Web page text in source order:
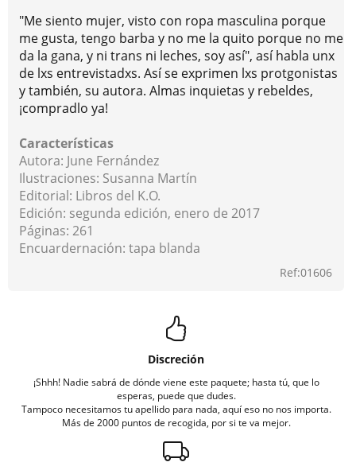
"Me siento mujer, visto con ropa masculina porque
me gusta, tengo barba y no me la quito porque no me
da la gana, y ni trans ni leches, soy así", así habla unx
de lxs entrevistadxs. Así se exprimen lxs protgonistas
y también, su autora. Almas inquietas y rebeldes,
¡compradlo ya!
Características
Autora: June Fernández
Ilustraciones: Susanna Martín
Editorial: Libros del K.O.
Edición: segunda edición, enero de 2017
Páginas: 261
Encuardernación: tapa blanda
Ref:01606
Discreción
¡Shhh! Nadie sabrá de dónde viene este paquete; hasta tú, que lo
esperas, puede que dudes.
Tampoco necesitamos tu apellido para nada, aquí eso no nos importa.
Más de 2000 puntos de recogida, por si te va mejor.